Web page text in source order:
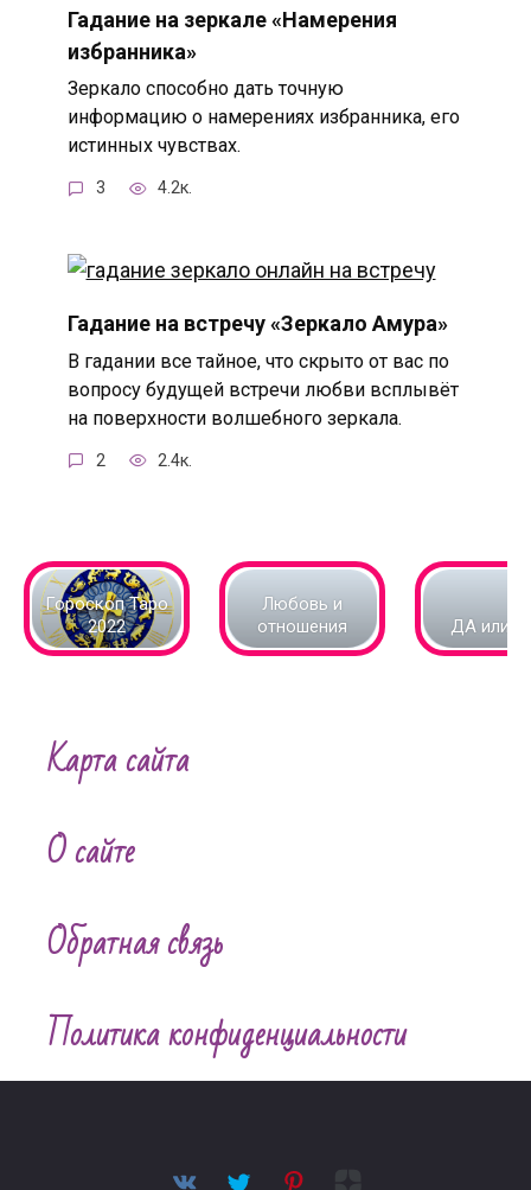
Гадание на зеркале «Намерения
избранника»
Зеркало способно дать точную
информацию о намерениях избранника, его
истинных чувствах.
3 4.2к.
Гадание на встречу «Зеркало Амура»
В гадании все тайное, что скрыто от вас по
вопросу будущей встречи любви всплывёт
на поверхности волшебного зеркала.
2 2.4к.
Гороскоп Таро
2022
Любовь и
отношения
ДА или
Карта сайта
О сайте
Обратная связь
Политика конфиденциальности